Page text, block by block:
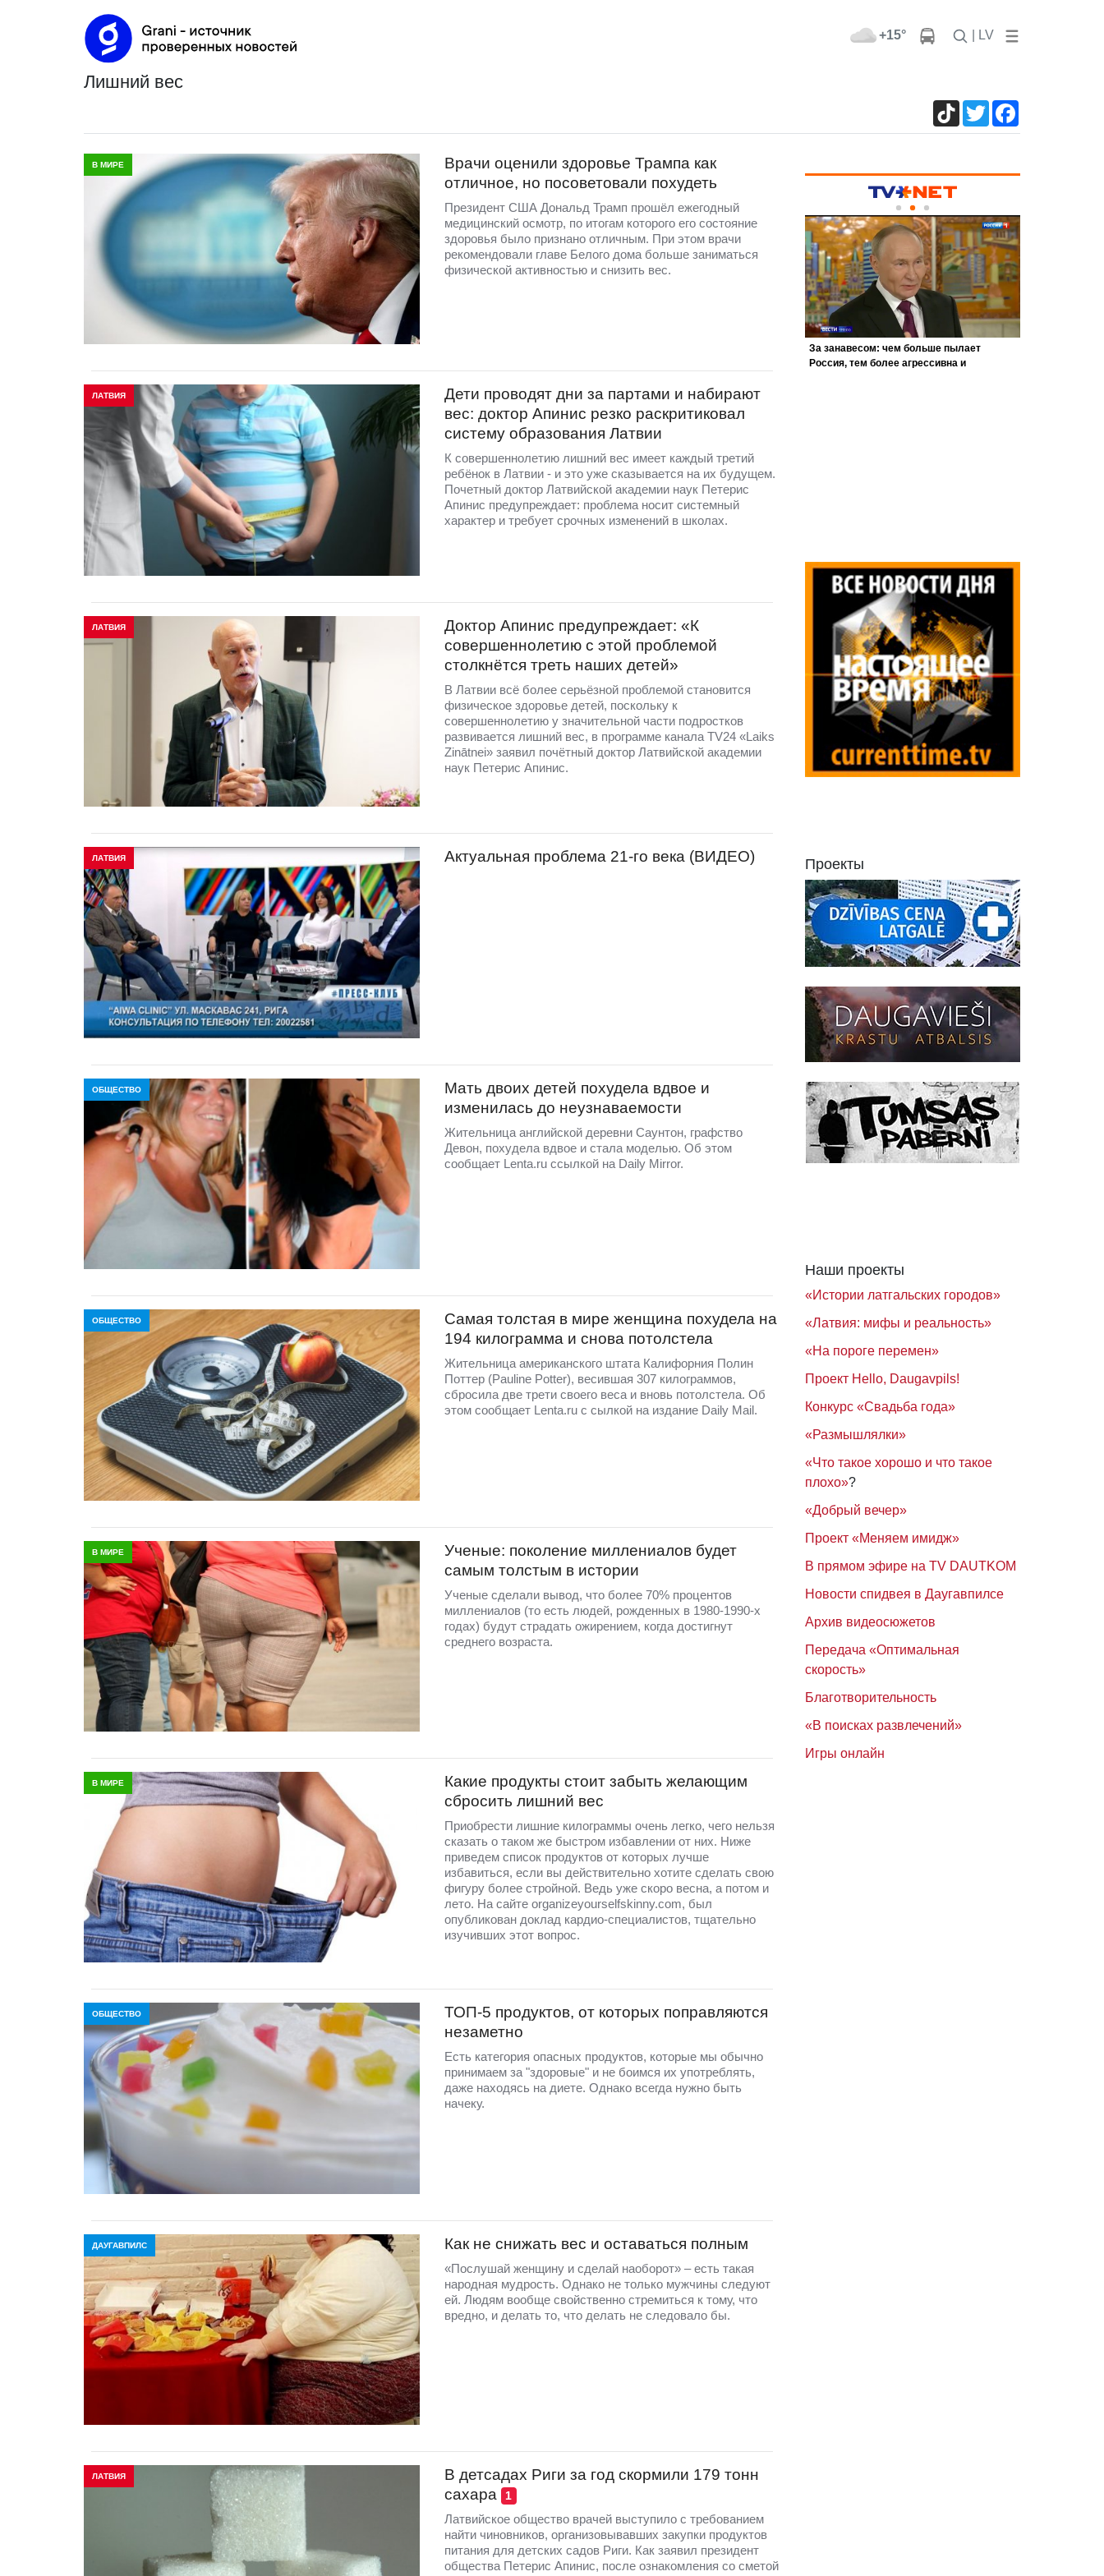
+15° | LV
лишний вес
TikTokTwitter
В МИРЕ
Врачи оценили здоровье Трампа как
отличное, но посоветовали похудеть
Президент США Дональд Трамп прошёл ежегодный
медицинский осмотр, по итогам которого его состояние
здоровья было признано отличным. При этом врачи
рекомендовали главе Белого дома больше заниматься
физической активностью и снизить вес.
ЛАТВИЯ
Дети проводят дни за партами и набирают
вес: доктор Апинис резко раскритиковал
систему образования Латвии
К совершеннолетию лишний вес имеет каждый третий
ребёнок в Латвии - и это уже сказывается на их будущем.
Почетный доктор Латвийской академии наук Петерис
Апинис предупреждает: проблема носит системный
характер и требует срочных изменений в школах.
ЛАТВИЯ
Доктор Апинис предупреждает: «К
совершеннолетию с этой проблемой
столкнётся треть наших детей»
В Латвии всё более серьёзной проблемой становится
физическое здоровье детей, поскольку к
совершеннолетию у значительной части подростков
развивается лишний вес, в программе канала TV24 «Laiks
Zinātnei» заявил почётный доктор Латвийской академии
наук Петерис Апинис.
ЛАТВИЯ Актуальная проблема 21-го века (ВИДЕО)
ОБЩЕСТВО
Мать двоих детей похудела вдвое и
изменилась до неузнаваемости
Жительница английской деревни Саунтон, графство
Девон, похудела вдвое и стала моделью. Об этом
сообщает Lenta.ru ссылкой на Daily Mirror.
ОБЩЕСТВО
Самая толстая в мире женщина похудела на
194 килограмма и снова потолстела
Жительница американского штата Калифорния Полин
Поттер (Pauline Potter), весившая 307 килограммов,
сбросила две трети своего веса и вновь потолстела. Об
этом сообщает Lenta.ru с сылкой на издание Daily Mail.
В МИРЕ
Ученые: поколение миллениалов будет
самым толстым в истории
Ученые сделали вывод, что более 70% процентов
миллениалов (то есть людей, рожденных в 1980-1990-х
годах) будут страдать ожирением, когда достигнут
среднего возраста.
В МИРЕ
Какие продукты стоит забыть желающим
сбросить лишний вес
Приобрести лишние килограммы очень легко, чего нельзя
сказать о таком же быстром избавлении от них. Ниже
приведем список продуктов от которых лучше
избавиться, если вы действительно хотите сделать свою
фигуру более стройной. Ведь уже скоро весна, а потом и
лето. На сайте organizeyourselfskinny.com, был
опубликован доклад кардио-специалистов, тщательно
изучивших этот вопрос.
ОБЩЕСТВО
ТОП-5 продуктов, от которых поправляются
незаметно
Есть категория опасных продуктов, которые мы обычно
принимаем за "здоровые" и не боимся их употреблять,
даже находясь на диете. Однако всегда нужно быть
начеку.
ДАУГАВПИЛС Как не снижать вес и оставаться полным
«Послушай женщину и сделай наоборот» – есть такая
народная мудрость. Однако не только мужчины следуют
ей. Людям вообще свойственно стремиться к тому, что
вредно, и делать то, что делать не следовало бы.
ЛАТВИЯ
В детсадах Риги за год скормили 179 тонн
сахара
1
Латвийское общество врачей выступило с требованием
найти чиновников, организовывавших закупки продуктов
питания для детских садов Риги. Как заявил президент
общества Петерис Апинис, после ознакомления со сметой
Проекты
Наши проекты
«Истории латгальских городов»
«Латвия: мифы и реальность»
«На пороге перемен»
Проект Hello, Daugavpils!
Конкурс «Свадьба года»
«Размышлялки»
«Что такое хорошо и что такое
плохо»?
«Добрый вечер»
Проект «Меняем имидж»
В прямом эфире на TV DAUTKOM
Новости спидвея в Даугавпилсе
Архив видеосюжетов
Передача «Оптимальная
скорость»
Благотворительность
«В поисках развлечений»
Игры онлайн